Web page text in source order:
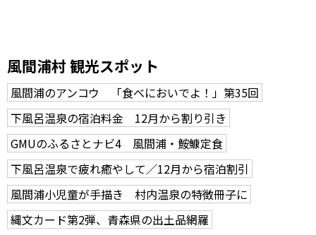
風間浦村 観光スポット
風間浦のアンコウ 「食べにおいでよ！」第35回
下風呂温泉の宿泊料金 12月から割り引き
GMUのふるさとナビ4 風間浦・鮟鱇定食
下風呂温泉で疲れ癒やして／12月から宿泊割引
風間浦小児童が手描き 村内温泉の特徴冊子に
縄文カード第2弾、青森県の出土品網羅